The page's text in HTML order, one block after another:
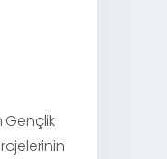
Gençlik